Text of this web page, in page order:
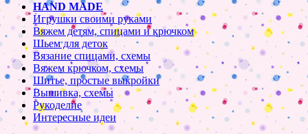
HAND MADE
Игрушки своими руками
Вяжем детям, спицами и крючком
Шьем для деток
Вязание спицами, схемы
Вяжем крючком, схемы
Шитье, простые выкройки
Вышивка, схемы
Рукоделие
Интересные идеи